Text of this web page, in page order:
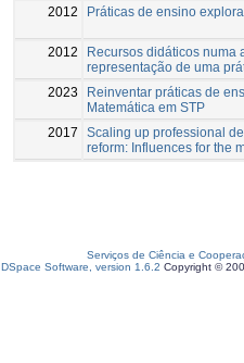
2012
Práticas de ensino
2012
Recursos didáticos numa
representação de uma
2023
Reinventar práticas de
Matemática em STP
2017
Scaling up professional
reform: Influences for the
Serviços de Ciência e
DSpace Software, version 1.6.2 Copyright ©